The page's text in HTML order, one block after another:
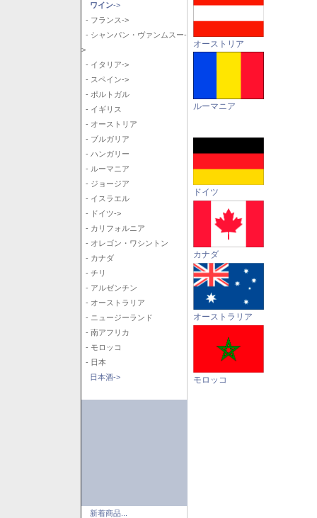
ワイン->
- フランス->
- シャンパン・ヴァンムスー-
>
- イタリア->
- スペイン->
- ポルトガル
- イギリス
- オーストリア
- ブルガリア
- ハンガリー
- ルーマニア
- ジョージア
- イスラエル
- ドイツ->
- カリフォルニア
- オレゴン・ワシントン
- カナダ
- チリ
- アルゼンチン
- オーストラリア
- ニュージーランド
- 南アフリカ
- モロッコ
- 日本
日本酒->
新着商品...
オーストリア
ルーマニア
ドイツ
カナダ
オーストラリア
モロッコ